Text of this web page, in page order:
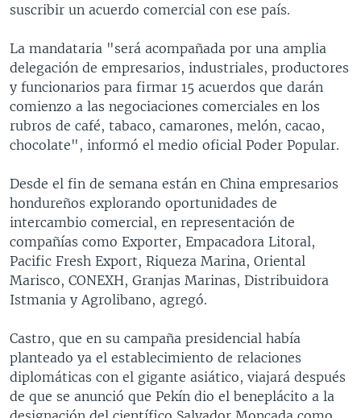
suscribir un acuerdo comercial con ese país.
La mandataria "será acompañada por una amplia
delegación de empresarios, industriales, productores
y funcionarios para firmar 15 acuerdos que darán
comienzo a las negociaciones comerciales en los
rubros de café, tabaco, camarones, melón, cacao,
chocolate", informó el medio oficial Poder Popular.
Desde el fin de semana están en China empresarios
hondureños explorando oportunidades de
intercambio comercial, en representación de
compañías como Exporter, Empacadora Litoral,
Pacific Fresh Export, Riqueza Marina, Oriental
Marisco, CONEXH, Granjas Marinas, Distribuidora
Istmania y Agrolibano, agregó.
Castro, que en su campaña presidencial había
planteado ya el establecimiento de relaciones
diplomáticas con el gigante asiático, viajará después
de que se anunció que Pekín dio el beneplácito a la